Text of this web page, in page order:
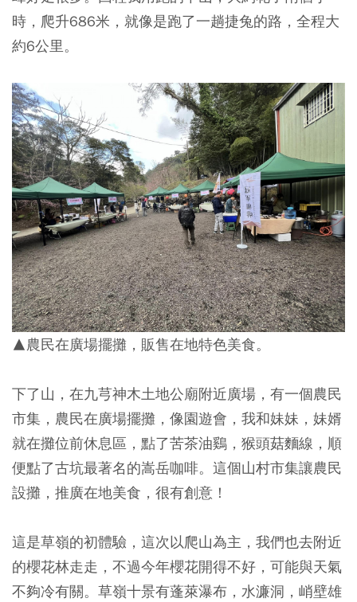
時，爬升686米，就像是跑了一趟捷兔的路，全程大
約6公里。
▲農民在廣場擺攤，販售在地特色美食。
下了山，在九芎神木土地公廟附近廣場，有一個農民
市集，農民在廣場擺攤，像園遊會，我和妹妹，妹婿
就在攤位前休息區，點了苦茶油鷄，猴頭菇麵線，順
便點了古坑最著名的嵩岳咖啡。這個山村市集讓農民
設攤，推廣在地美食，很有創意！
這是草嶺的初體驗，這次以爬山為主，我們也去附近
的櫻花林走走，不過今年櫻花開得不好，可能與天氣
不夠冷有關。草嶺十景有蓬萊瀑布，水濂洞，峭壁雄